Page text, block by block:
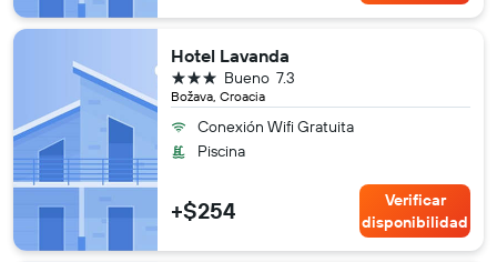
Hotel Lavanda
Božava, Croacia
7.3
Bueno
3 estrellas
Conexión Wifi Gratuita
Piscina
+$254
Verificar
disponibilidad